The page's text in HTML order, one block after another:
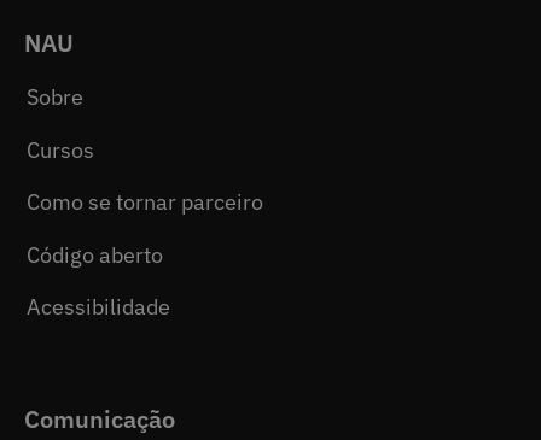
NAU
Sobre
Cursos
Como se tornar parceiro
Código aberto
Acessibilidade
Comunicação